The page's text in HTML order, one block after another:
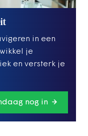
in een
je
en versterk je
nog in